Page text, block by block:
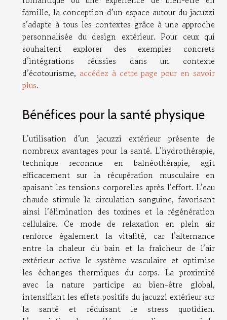
famille, la conception d’un espace autour du jacuzzi
s’adapte à tous les contextes grâce à une approche
personnalisée du design extérieur. Pour ceux qui
souhaitent explorer des exemples concrets
d’intégrations réussies dans un contexte
d’écotourisme, accédez à cette page pour en savoir
plus.
Bénéfices pour la santé physique
L’utilisation d’un jacuzzi extérieur présente de
nombreux avantages pour la santé. L’hydrothérapie,
technique reconnue en balnéothérapie, agit
efficacement sur la récupération musculaire en
apaisant les tensions corporelles après l’effort. L’eau
chaude stimule la circulation sanguine, favorisant
ainsi l’élimination des toxines et la régénération
cellulaire. Ce mode de relaxation en plein air
renforce également la vitalité, car l’alternance
entre la chaleur du bain et la fraîcheur de l’air
extérieur active le système vasculaire et optimise
les échanges thermiques du corps. La proximité
avec la nature participe au bien-être global,
intensifiant les effets positifs du jacuzzi extérieur sur
la santé et réduisant le stress quotidien.